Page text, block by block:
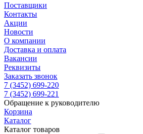
Поставщики
Контакты
Акции
Новости
О компании
Доставка и оплата
Вакансии
Реквизиты
Заказать звонок
7 (3452) 699-220
7 (3452) 699-221
Обращение к руководителю
Корзина
Каталог
Каталог товаров